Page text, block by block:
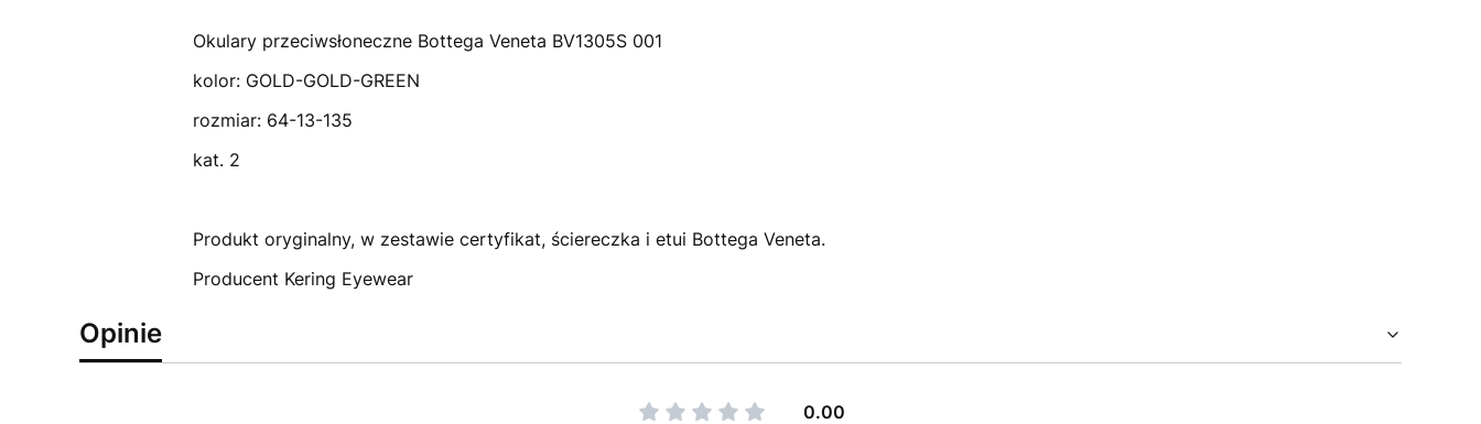
Okulary przeciwsłoneczne Bottega Veneta BV1305S 001
kolor: GOLD-GOLD-GREEN
rozmiar: 64-13-135
kat. 2
Produkt oryginalny, w zestawie certyfikat, ściereczka i etui Bottega Veneta.
Producent Kering Eyewear
Opinie
0.00